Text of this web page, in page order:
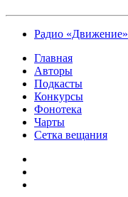
Радио «Движение»
Главная
Авторы
Подкасты
Конкурсы
Фонотека
Чарты
Сетка вещания